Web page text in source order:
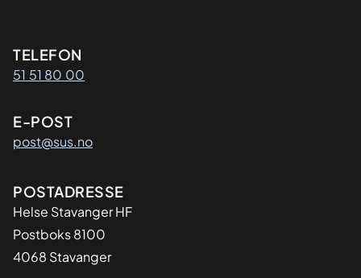
Kontaktinformasjon
TELEFON
51 51 80 00
E-POST
post@sus.no
Adresse
POSTADRESSE
Helse Stavanger HF
Postboks 8100
4068 Stavanger